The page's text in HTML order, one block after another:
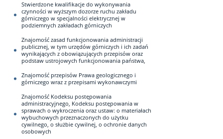
Stwierdzone kwalifikacje do wykonywania
czynności w wyższym dozorze ruchu zakładu
górniczego w specjalności elektrycznej w
podziemnych zakładach górniczych
Znajomość zasad funkcjonowania administracji
publicznej, w tym urzędów górniczych i ich zadań
wynikających z obowiązujących przepisów oraz
podstaw ustrojowych funkcjonowania państwa,
Znajomość przepisów Prawa geologicznego i
górniczego wraz z przepisami wykonawczymi
Znajomość Kodeksu postępowania
administracyjnego, Kodeksu postępowania w
sprawach o wykroczenia oraz ustaw: o materiałach
wybuchowych przeznaczonych do użytku
cywilnego, o służbie cywilnej, o ochronie danych
osobowych